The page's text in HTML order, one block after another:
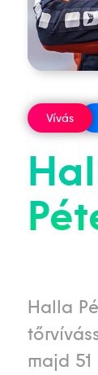
Vívás
Halla
majd